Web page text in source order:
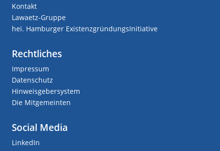
Kontakt
Lawaetz-Gruppe
hei. Hamburger ExistenzgründungsInitiative
Rechtliches
Impressum
Datenschutz
Hinweisgebersystem
Die Mitgemeinten
Social Media
LinkedIn